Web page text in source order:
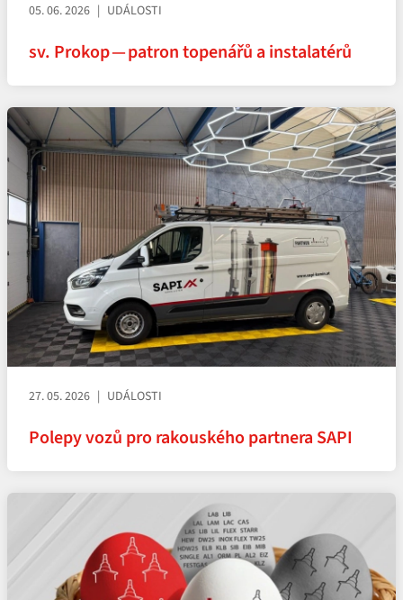
05. 06. 2026 UDÁLOSTI
sv. Prokop — patron topenářů a instalatérů
27. 05. 2026 UDÁLOSTI
Polepy vozů pro rakouského partnera SAPI